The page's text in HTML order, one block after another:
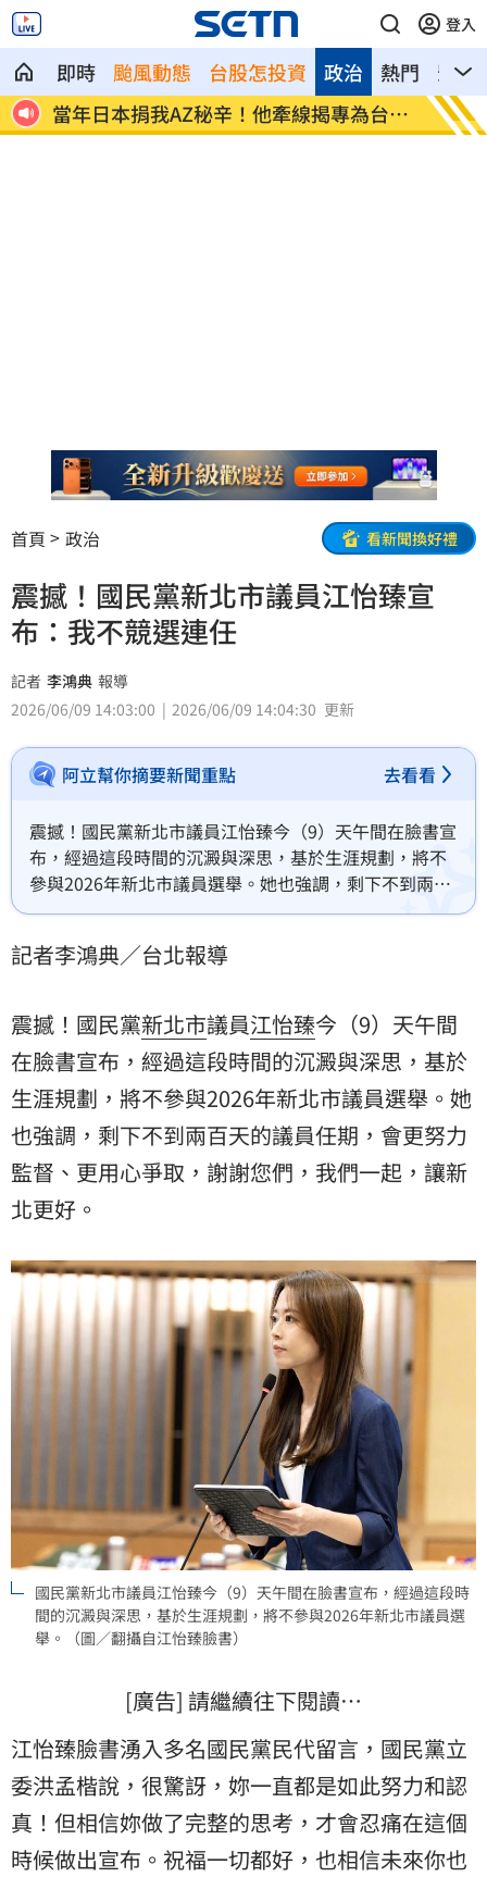
登入
即時 颱風動態 台股怎投資 熱門 影音
政治
台
當年日本捐我AZ秘辛！他牽線揭專為台生
產
白海
首頁 政治 看新聞換好禮
震撼！國民黨新北市議員江怡臻宣
布：我不競選連任
記者 李鴻典 報導
2026/06/09 14:03:00
2026/06/09 14:04:30 更新
阿立幫你摘要新聞重點 去看看
震撼！國民黨新北市議員江怡臻今（9）天午間在臉書宣
布，經過這段時間的沉澱與深思，基於生涯規劃，將不
參與2026年新北市議員選舉。她也強調，剩下不到兩百
天的議員任期，會更努力監督、更用心爭取，謝謝您
記者李鴻典／台北報導
震撼！國民黨新北市議員江怡臻今（9）天午間
在臉書宣布，經過這段時間的沉澱與深思，基於
生涯規劃，將不參與2026年新北市議員選舉。她
也強調，剩下不到兩百天的議員任期，會更努力
監督、更用心爭取，謝謝您們，我們一起，讓新
北更好。
國民黨新北市議員江怡臻今（9）天午間在臉書宣布，經過這段時
間的沉澱與深思，基於生涯規劃，將不參與2026年新北市議員選
舉。（圖／翻攝自江怡臻臉書）
[廣告] 請繼續往下閱讀…
江怡臻臉書湧入多名國民黨民代留言，國民黨立
委洪孟楷說，很驚訝，妳一直都是如此努力和認
真！但相信妳做了完整的思考，才會忍痛在這個
時候做出宣布。祝福一切都好，也相信未來你也